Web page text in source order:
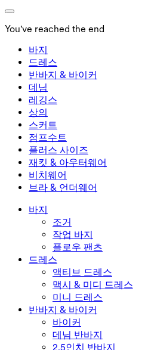
You've reached the end
바지
바지
조거
작업 바지
플로우 팬츠
드레스
드레스
액티브 드레스
맥시 & 미디 드레스
미니 드레스
반바지 & 바이커
반바지 & 바이커
바이커
데님 반바지
2.5인치 반바지
데님
데님
데님 레깅스
와이드 진
데님 반바지
데님 스커트
레깅스
레깅스
데님 레깅스
힙업 레깅스
요가 레깅스
상의
상의
스포츠 브라
티셔츠
스커트
스커트
액티브 스커트
미니 스커트
맥시 & 미디 스커트
점프수트
점프수트
오버롤
롬퍼
플러스 사이즈
플러스 사이즈
플러스 사이즈 하의
플러스 사이즈 상의
플러스 사이즈 드레스
재킷 & 아우터웨어
재킷 & 아우터웨어
재킷 & 아우터웨어
아우터웨어
비치웨어
비치웨어
수영복 상의
수영복 세트
브라 & 언더웨어
브라 & 언더웨어
언더웨어
바지
조거
작업 바지
플로우 팬츠
드레스
액티브 드레스
맥시 & 미디 드레스
미니 드레스
반바지 & 바이커
바이커
데님 반바지
2.5인치 반바지